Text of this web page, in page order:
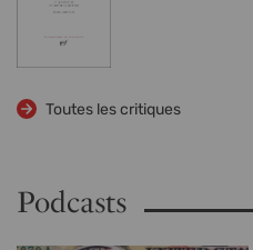
Toutes les critiques
Podcasts